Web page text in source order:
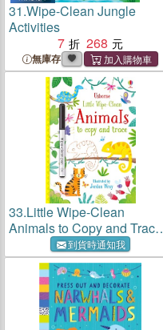
31.Wipe-Clean Jungle
Activities
7
268
無庫存
33.Little Wipe-Clean
Animals to Copy and Trace
(Little Wipe-Cleans)
到貨時通知我